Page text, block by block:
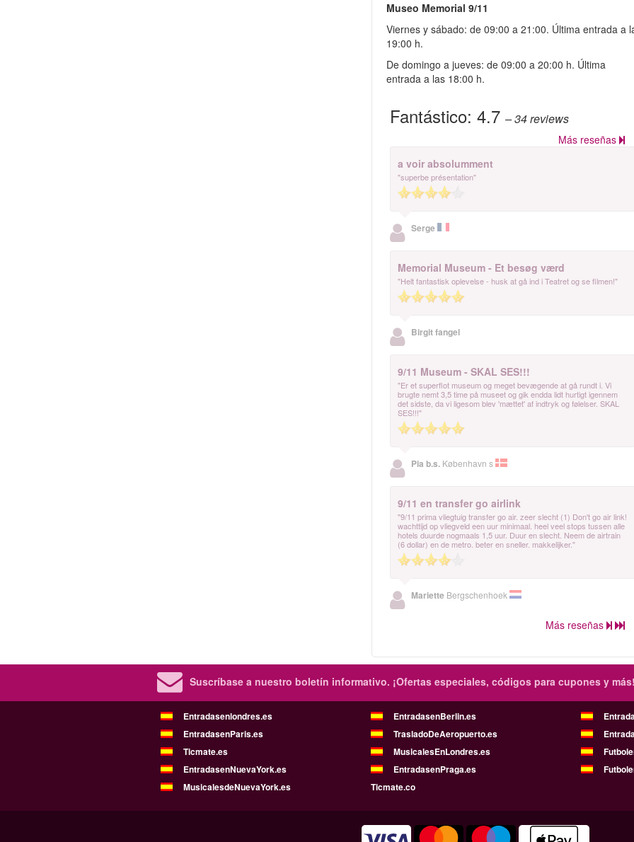
Museo Memorial 9/11
Viernes y sábado: de 09:00 a 21:00. Última entrada a
19:00 h.
De domingo a jueves: de 09:00 a 20:00 h. Última
entrada a las 18:00 h.
Fantástico:4.7– 34reviews
Más reseñas
a voir absolumment
"superbe présentation"
Serge
Memorial Museum - Et besøg værd
"Helt fantastisk oplevelse - husk at gå ind i Teatret og se filmen!"
Birgit fangel
9/11 Museum - SKAL SES!!!
"Er et superflot museum og meget bevægende at gå rundt i. Vi
brugte nemt 3,5 time på museet og gik endda lidt hurtigt igennem
det sidste, da vi ligesom blev 'mættet' af indtryk og følelser. SKAL
SES!!!"
Pia b.s. København s
9/11 en transfer go airlink
"9/11 prima vliegtuig transfer go air. zeer slecht (1) Don't go air link!
wachttijd op vliegveld een uur minimaal. heel veel stops tussen alle
hotels duurde nogmaals 1,5 uur. Duur en slecht. Neem de airtrain
(6 dollar) en de metro. beter en sneller. makkelijker."
Mariette Bergschenhoek
Más reseñas
Suscríbase a nuestro boletín informativo. ¡Ofertas especiales, códigos para cupones y
Entradasenlondres.es EntradasenBerlin.es
EntradasenParis.es
TrasladoDeAeropuerto.es
Ticmate.es
MusicalesEnLondres.es
EntradasenNuevaYork.es
EntradasenPraga.es
MusicalesdeNuevaYork.es
Ticmate.co